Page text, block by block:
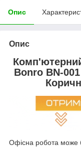
Опис
Опис
Bonro BN-
Офісна робота може